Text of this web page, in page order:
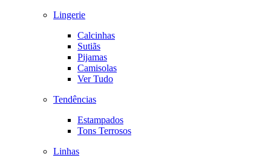
Lingerie
Calcinhas
Sutiãs
Pijamas
Camisolas
Ver Tudo
Tendências
Estampados
Tons Terrosos
Linhas